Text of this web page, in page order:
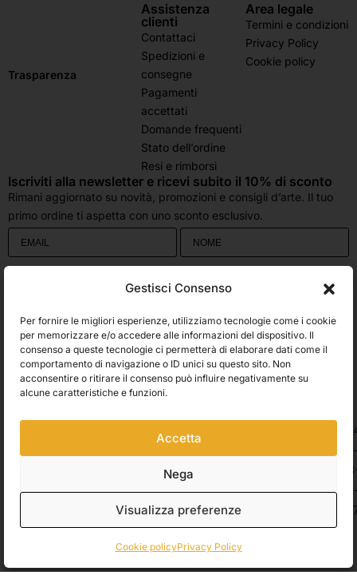
Gestisci Consenso
Per fornire le migliori esperienze, utilizziamo tecnologie come i cookie
per memorizzare e/o accedere alle informazioni del dispositivo. Il
consenso a queste tecnologie ci permetterà di elaborare dati come il
comportamento di navigazione o ID unici su questo sito. Non
acconsentire o ritirare il consenso può influire negativamente su
alcune caratteristiche e funzioni.
Accetta
Nega
Visualizza preferenze
Cookie policyPrivacy Policy
Trasparenza
Assistenza
clienti
Contattaci
Spedizioni e
consegne
Pagamenti
accettati
Domande frequenti
Stato dell’ordine
Resi e rimborsi
Area legale
Termini e condizioni
Privacy Policy
Cookie policy
Iscriviti alla newsletter e ricevi subito il 10% di sconto
Rimani aggiornato su novità, promozioni e consigli d’arte. Il tuo
primo ordine ti aspetta con uno sconto esclusivo.
accetti che i dati personali da te forniti vengano trasferiti a Brevo per il
Accetto le condizioni generali e di ricevere le Newsletters.
ISCRIVITI
Spedizioni
© 2026 Belle Arti Corbara, IT03736520408 – REA: FO – 314246. All rights